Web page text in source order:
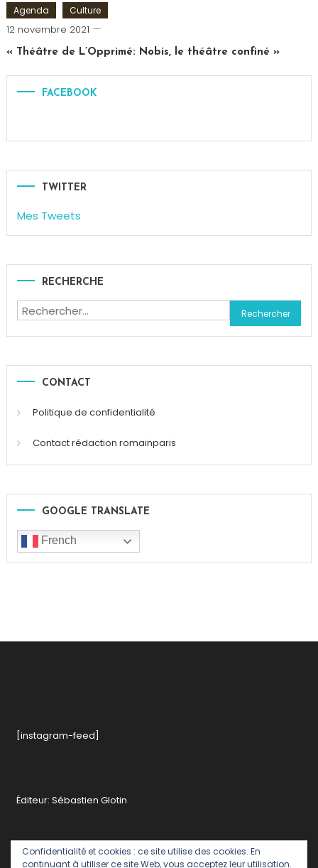
Agenda Culture
12 novembre 2021
Cédric
Cilia
« Théâtre de L’Opprimé: Nobis, le théâtre confiné »
FACEBOOK
TWITTER
Mes Tweets
RECHERCHE
Rechercher :
CONTACT
Politique de confidentialité
Contact rédaction romainparis
GOOGLE TRANSLATE
French
[instagram-feed]
Éditeur: Sébastien Glotin
Confidentialité et cookies : ce site utilise des cookies. En
continuant à utiliser ce site Web, vous acceptez leur utilisation.